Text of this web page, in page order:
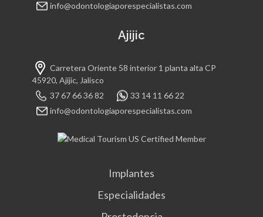
info@odontologiaporespecialistas.com
Ajijic
Carretera Oriente 58 interior 1 planta alta CP
45920, Ajijic, Jalisco
37 67 66 36 82
33 14 11 66 22
info@odontologiaporespecialistas.com
Implantes
Especialidades